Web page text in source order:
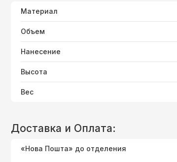
Материал
Объем
Нанесение
Высота
Вес
Доставка и Оплата:
«Нова Пошта» до отделения